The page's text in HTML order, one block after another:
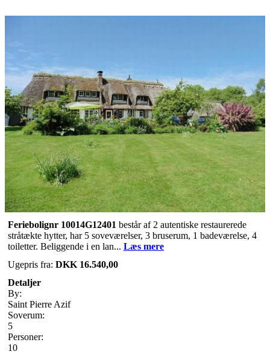
Feriebolignr 10014G12401 består af 2 autentiske restaurerede
stråtækte hytter, har 5 soveværelser, 3 bruserum, 1 badeværelse, 4
toiletter. Beliggende i en lan... Læs mere
Ugepris fra: DKK 16.540,00
Detaljer
By:
Saint Pierre Azif
Soverum:
5
Personer:
10